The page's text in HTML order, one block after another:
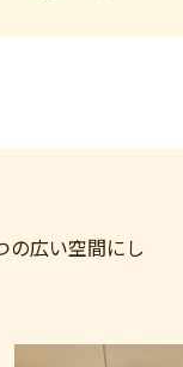
の広い空間にし